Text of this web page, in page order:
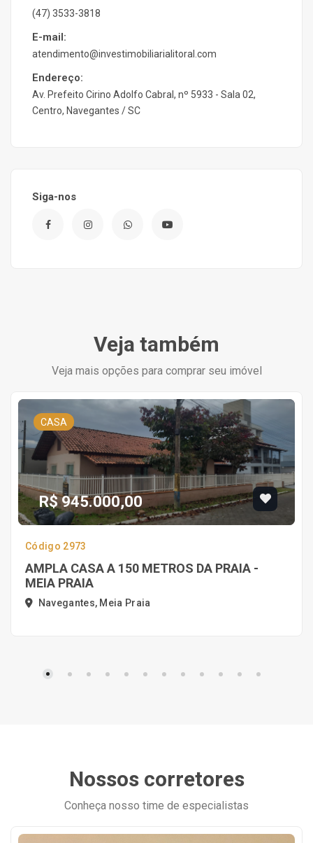
(47) 3533-3818
E-mail:
atendimento@investimobiliarialitoral.com
Endereço:
Av. Prefeito Cirino Adolfo Cabral, nº 5933 - Sala 02,
Centro, Navegantes / SC
Siga-nos
Veja também
Veja mais opções para comprar seu imóvel
CASA
R$ 945.000,00
Código 2973
AMPLA CASA A 150 METROS DA PRAIA -
MEIA PRAIA
Navegantes, Meia Praia
Nossos corretores
Conheça nosso time de especialistas